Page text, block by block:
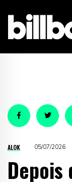
ALOK 05/07/2026
Depois